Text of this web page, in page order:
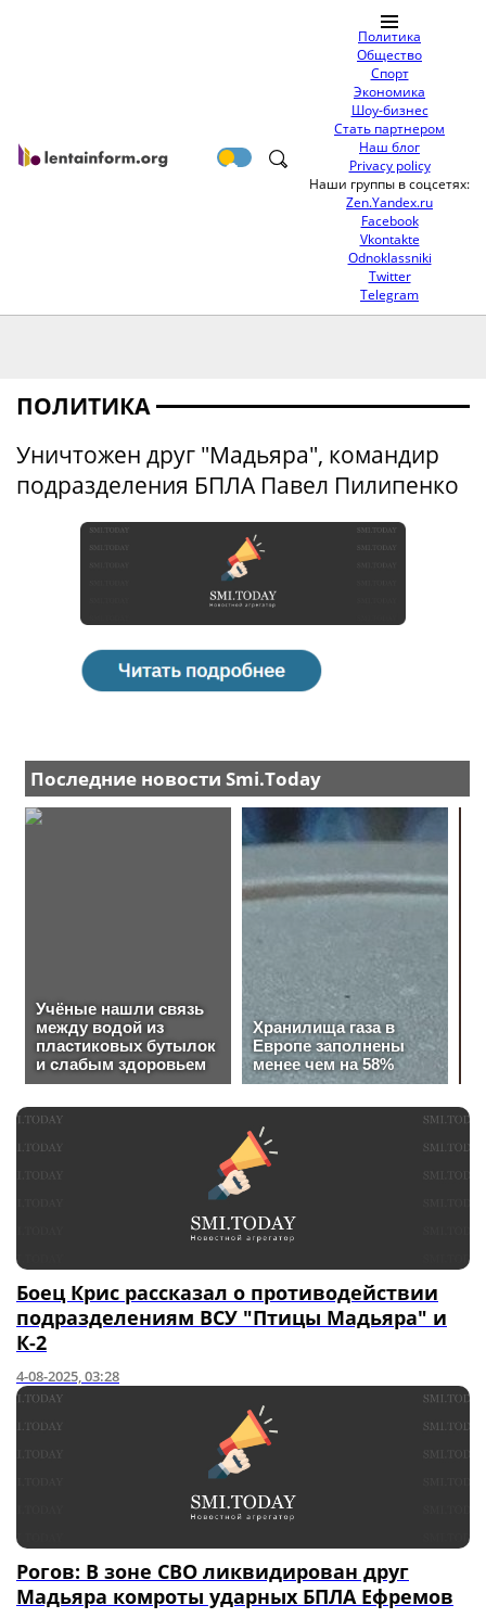
Политика
Общество
Спорт
Экономика
Шоу-бизнес
Стать партнером
Наш блог
Privacy policy
Наши группы в соцсетях:
Zen.Yandex.ru
Facebook
Vkontakte
Odnoklassniki
Twitter
Telegram
ПОЛИТИКА
Уничтожен друг "Мадьяра", командир
подразделения БПЛА Павел Пилипенко
Боец Крис рассказал о противодействии
подразделениям ВСУ "Птицы Мадьяра" и
К-2
4-08-2025, 03:28
Рогов: В зоне СВО ликвидирован друг
Мадьяра комроты ударных БПЛА Ефремов